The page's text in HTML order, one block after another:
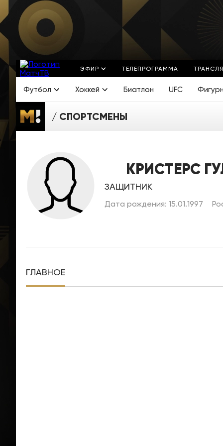
ЭФИР ТЕЛЕПРОГРАММА
Футбол Хоккей Биатлон UFC
СПОРТСМЕНЫ
КРИСТЕРС
ЗАЩИТНИК
Дата рождения: 15.01.1997
ГЛАВНОЕ